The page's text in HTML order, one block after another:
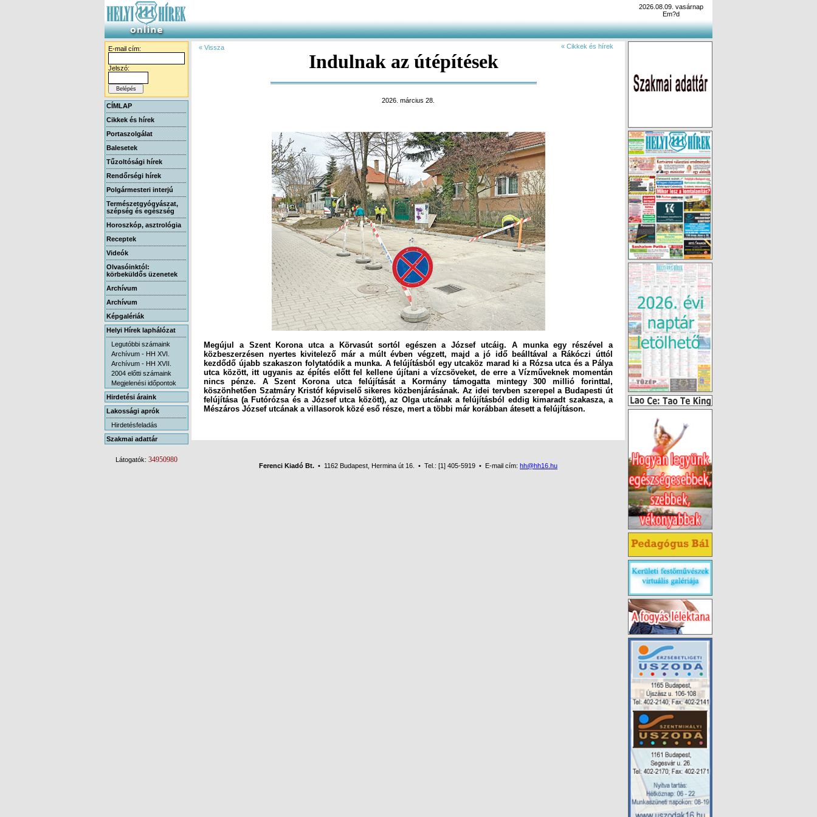
2026.08.09. vasárnap
Em?d
E-mail cím:
Jelszó:
CÍMLAP
Cikkek és hírek
Portaszolgálat
Balesetek
Tűzoltósági hírek
Rendőrségi hírek
Polgármesteri interjú
Természetgyógyászat,
szépség és egészség
Horoszkóp, asztrológia
Receptek
Videók
Olvasóinktól:
körbeküldős üzenetek
Archívum
Archívum
Képgalériák
Helyi Hírek laphálózat
Legutóbbi számaink
Archívum - HH XVI.
Archívum - HH XVII.
2004 előtti számaink
Megjelenési időpontok
Hirdetési áraink
Lakossági aprók
Hirdetésfeladás
Szakmai adattár
Látogatók: 34950980
« Vissza
Indulnak az útépítések
« Cikkek és hírek
2026. március 28.
Megújul a Szent Korona utca a Körvasút sortól egészen a József utcáig. A munka egy részével a
közbeszerzésen nyertes kivitelező már a múlt évben végzett, majd a jó idő beálltával a Rákóczi úttól
kezdődő újabb szakaszon folytatódik a munka. A felújításból egy utcaköz marad ki a Rózsa utca és a Pálya
utca között, itt ugyanis az építés előtt fel kellene újítani a vízcsöveket, de erre a Vízműveknek momentán
nincs pénze. A Szent Korona utca felújítását a Kormány támogatta mintegy 300 millió forinttal,
köszönhetően Szatmáry Kristóf képviselő sikeres közbenjárásának. Az idei tervben szerepel a Budapesti út
felújítása (a Futórózsa és a József utca között), az Olga utcának a felújításból eddig kimaradt szakasza, a
Mészáros József utcának a villasorok közé eső része, mert a többi már korábban átesett a felújításon.
Ferenci Kiadó Bt. • 1162 Budapest, Hermina út 16. • Tel.: [1] 405-5919 • E-mail cím: hh@hh16.hu